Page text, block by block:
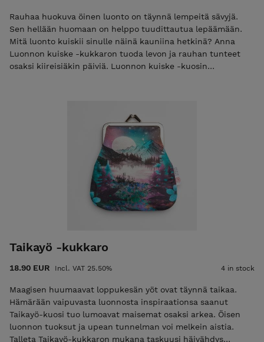
Rauhaa huokuva öinen luonto on täynnä lempeitä sävyjä.
Sen hellään huomaan on helppo tuudittautua lepäämään.
Mitä luonto kuiskii sinulle näinä kauniina hetkinä? Anna
Luonnon kuiske -kukkaron tuoda levon ja rauhan tunteet
osaksi kiireisiäkin päiviä. Luonnon kuiske -kuosin
tuovat arkeen ripauksen taikaa ja uusien maailmojen lumoa.
Kuvataiteilijana Jänö inspiroituu erityisesti arjen
yllätyksellisistä hetkistä: auringonlaskuista, ukkospilvistä,
ihmisistä ja metsän taiasta. Luonnon kuiske -kukkaron
ostamalla tuet Kiteen Tekstiilitehtaan toimintaa. Materiaali:
Suomessa painettu 100% puuvillakangas. Vuori: 100%
Taikayö -kukkaro
18.90 EUR Incl. VAT 25.50% 4 in stock
Maagisen huumaavat loppukesän yöt ovat täynnä taikaa.
Hämärään vaipuvasta luonnosta inspiraationsa saanut
Taikayö-kuosi tuo lumoavat maisemat osaksi arkea. Öisen
luonnon tuoksut ja upean tunnelman voi melkein aistia.
Talleta Taikayö-kukkaron mukana taskuusi häivähdys